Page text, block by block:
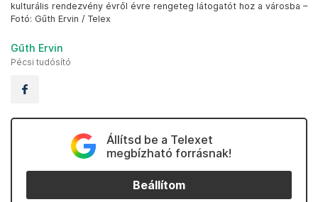
kulturális rendezvény évről évre rengeteg látogatót hoz a városba –
Fotó: Gűth Ervin / Telex
Gűth Ervin
Pécsi tudósító
Állítsd be a Telexet
megbízható forrásnak!
Beállítom